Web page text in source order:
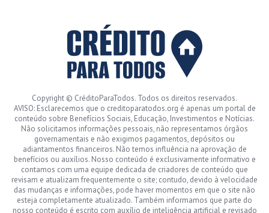
Copyright © CréditoParaTodos. Todos os direitos reservados.
AVISO: Esclarecemos que o creditoparatodos.org é apenas um portal de
conteúdo sobre Benefícios Sociais, Educação, Investimentos e Notícias.
Não solicitamos informações pessoais, não representamos órgãos
governamentais e não exigimos pagamentos, depósitos ou
adiantamentos financeiros. Não temos influência na aprovação de
benefícios ou auxílios. Nosso conteúdo é exclusivamente informativo e
contamos com uma equipe dedicada de criadores de conteúdo que
revisam e atualizam frequentemente o site; contudo, devido à velocidade
das mudanças e informações, pode haver momentos em que o site não
esteja completamente atualizado. Também informamos que parte do
nosso conteúdo é escrito com auxílio de inteligência artificial e revisado